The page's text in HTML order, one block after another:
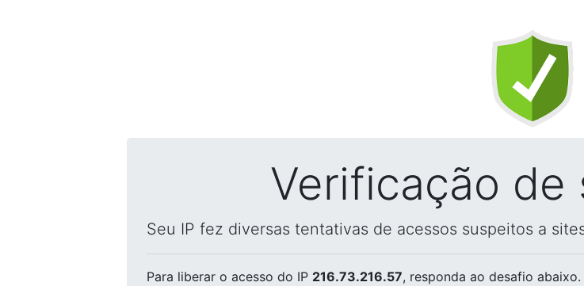
Verificação de
Seu IP fez diversas tentativas de acessos suspeitos a
Para liberar o acesso do IP 216.73.216.57, responda ao desafio abaixo.